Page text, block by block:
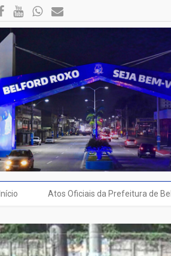
Início Atos Oficiais da Prefeitura de